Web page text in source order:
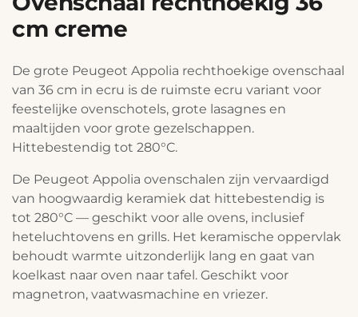
cm creme
De grote Peugeot Appolia rechthoekige ovenschaal
van 36 cm in ecru is de ruimste ecru variant voor
feestelijke ovenschotels, grote lasagnes en
maaltijden voor grote gezelschappen.
Hittebestendig tot 280°C.
De Peugeot Appolia ovenschalen zijn vervaardigd
van hoogwaardig keramiek dat hittebestendig is
tot 280°C — geschikt voor alle ovens, inclusief
heteluchtovens en grills. Het keramische oppervlak
behoudt warmte uitzonderlijk lang en gaat van
koelkast naar oven naar tafel. Geschikt voor
magnetron, vaatwasmachine en vriezer.